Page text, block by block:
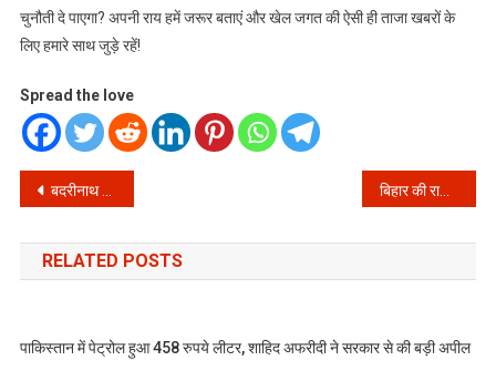
चुनौती दे पाएगा? अपनी राय हमें जरूर बताएं और खेल जगत की ऐसी ही ताजा खबरों के
लिए हमारे साथ जुड़े रहें!
Spread the love
Post
navigation
बदरीनाथ हाईवे पर अब नहीं लगेंगे जाम! क्षेत्रपाल भूस्खलन क्षेत्र से तीर्थयात्रियों को मिली बड़ी राहत बिहार की राजनीति में बड़ा उलटफेर: क्या नीतीश कुमार अब संभालेंगे केंद्र की जिम्मेदारी? जानें उनका ऐतिहासिक सफर
RELATED POSTS
पाकिस्तान में पेट्रोल हुआ 458 रुपये लीटर, शाहिद अफरीदी ने सरकार से की बड़ी अपील